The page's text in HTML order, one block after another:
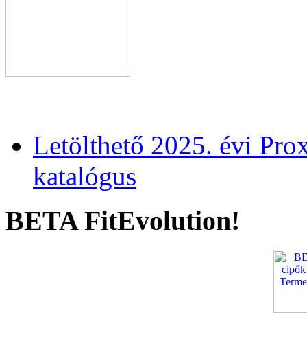
Letölthető 2025. évi
katalógus
BETA FitEvolution!